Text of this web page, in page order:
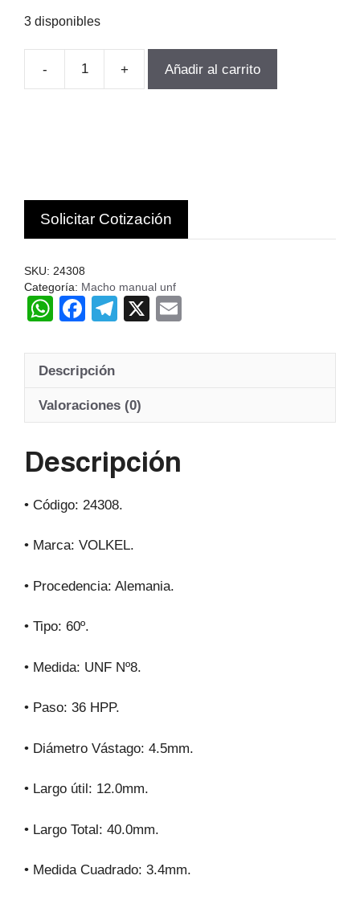
3 disponibles
-
JUEGO
36
(5/32)
2PCS
cantidad
+ Añadir al carrito
Solicitar Cotización
SKU: 24308
Categoría: Macho manual unf
W
at
A
p
F
c
b
o
T
e
a
X
ail
Descripción
Valoraciones (0)
Descripción
• Código: 24308.
• Marca: VOLKEL.
• Procedencia: Alemania.
• Tipo: 60º.
• Medida: UNF Nº8.
• Paso: 36 HPP.
• Diámetro Vástago: 4.5mm.
• Largo útil: 12.0mm.
• Largo Total: 40.0mm.
• Medida Cuadrado: 3.4mm.